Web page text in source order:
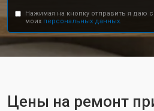
Нажимая на кнопку отправить я даю
моих персональных данных.
Цены на ремонт